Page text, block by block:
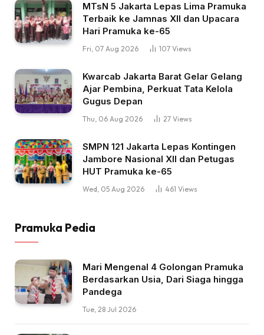
MTsN 5 Jakarta Lepas Lima Pramuka
Terbaik ke Jamnas XII dan Upacara
Hari Pramuka ke-65
Fri, 07 Aug 2026 107 Views
Kwarcab Jakarta Barat Gelar Gelang
Ajar Pembina, Perkuat Tata Kelola
Gugus Depan
Thu, 06 Aug 2026 27 Views
SMPN 121 Jakarta Lepas Kontingen
Jambore Nasional XII dan Petugas
HUT Pramuka ke-65
Wed, 05 Aug 2026 461 Views
Pramuka Pedia
Mari Mengenal 4 Golongan Pramuka
Berdasarkan Usia, Dari Siaga hingga
Pandega
Tue, 28 Jul 2026